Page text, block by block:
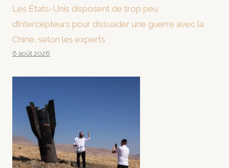
Les États-Unis disposent de trop peu
d’intercepteurs pour dissuader une guerre avec la
Chine, selon les experts
6 août 2026